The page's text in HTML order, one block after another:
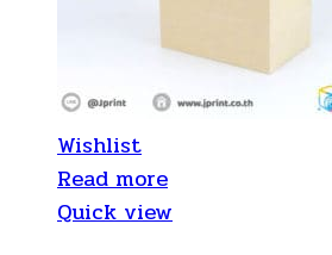
Wishlist
Read more
Quick view